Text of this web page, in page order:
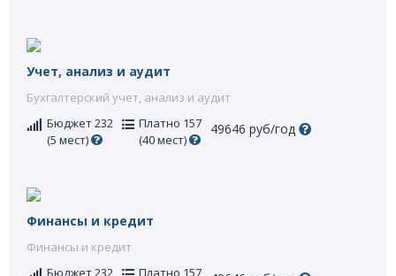
Учет, анализ и аудит
Бухгалтерский учет, анализ и аудит
Бюджет 232
(5 мест)
Платно 157
(40 мест)
49646 руб/год
Финансы и кредит
Финансы и кредит
Бюджет 232
Платно 157